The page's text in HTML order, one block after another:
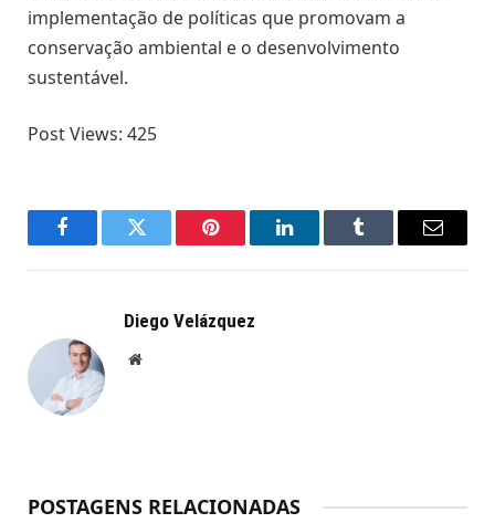
implementação de políticas que promovam a
conservação ambiental e o desenvolvimento
sustentável.
Post Views: 425
FacebookTwitter Pinterest LinkedInTumblr Email
Diego Velázquez
Website
POSTAGENS RELACIONADAS